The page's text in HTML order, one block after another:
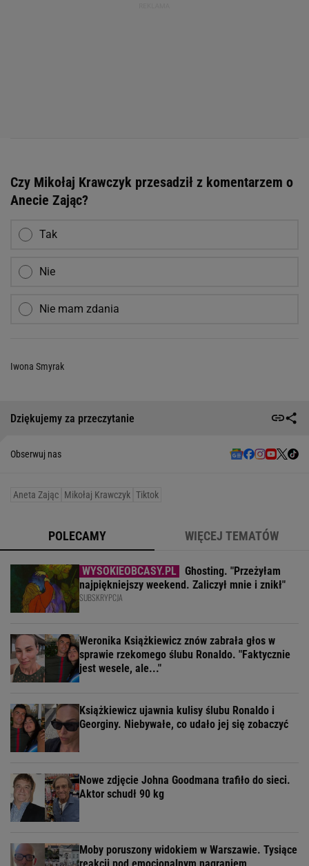
Czy Mikołaj Krawczyk przesadził z komentarzem o
Anecie Zając?
Tak
Nie
Nie mam zdania
Iwona Smyrak
Dziękujemy za przeczytanie
Obserwuj nas
Aneta Zając Mikołaj Krawczyk Tiktok
POLECAMY WIĘCEJ TEMATÓW
Ghosting. "Przeżyłam
najpiękniejszy weekend. Zaliczył mnie i znikł"
SUBSKRYPCJA
Weronika Książkiewicz znów zabrała głos w
sprawie rzekomego ślubu Ronaldo. "Faktycznie
jest wesele, ale..."
Książkiewicz ujawnia kulisy ślubu Ronaldo i
Georginy. Niebywałe, co udało jej się zobaczyć
Nowe zdjęcie Johna Goodmana trafiło do sieci.
Aktor schudł 90 kg
Moby poruszony widokiem w Warszawie. Tysiące